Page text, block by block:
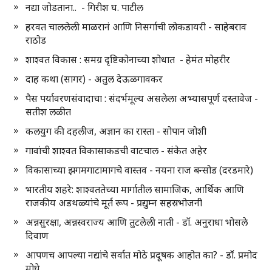
नद्या जोडताना.. - गिरीश घ. पाटील
हरवत चाललेली माळरानं आणि निसर्गाची लोकडायरी - साहेबराव
राठोड
शाश्वत विकास : समग्र दृष्टिकोनाच्या शोधात - हेमंत मोहरीर
दाह कथा (सागर) - अतुल देऊळगावकर
पैस पर्यावरणसंवादाचा : संदर्भमूल्य असलेला अभ्यासपूर्ण दस्तावेज -
सतीश लळीत
कलयुग की दहलीज, अज्ञान का रास्ता - सोपान जोशी
गावांची शाश्वत विकासाकडची वाटचाल - संकेत अहेर
विकासाच्या झगमगाटामागचे वास्तव - नयना राज बन्सोड (दरडमारे)
भारतीय शहरे: शाश्वततेच्या मार्गातील सामाजिक, आर्थिक आणि
राजकीय अडथळ्यांचे मूर्त रूप - प्रद्युम्न सहस्रभोजनी
अन्नसुरक्षा, अन्नस्वराज्य आणि तुटलेली नाती - डॉ. अनुराधा भोसले
दिवाण
आपणच आपल्या नद्यांचे सर्वात मोठे प्रदूषक आहोत का? - डॉ. प्रमोद